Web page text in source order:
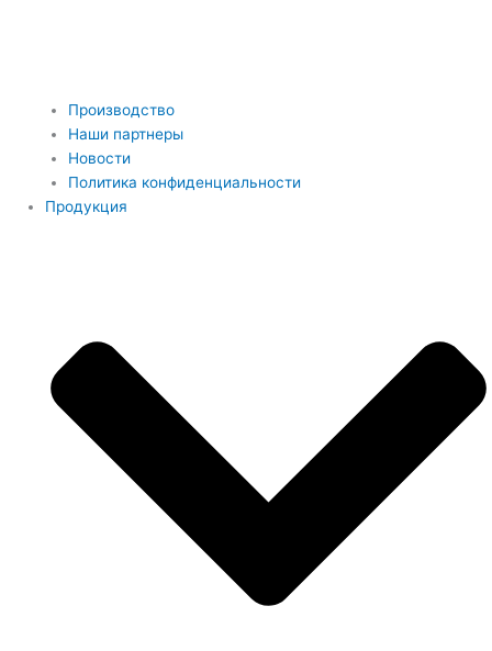
Производство
Наши партнеры
Новости
Политика конфиденциальности
Продукция